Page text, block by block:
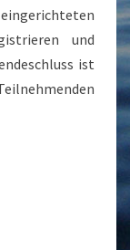
und
ist